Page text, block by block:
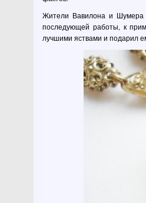
Жители Вавилона и Шумера
последующей работы, к
лучшими яствами и подарил